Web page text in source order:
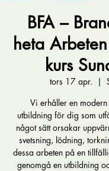
BFA –
heta
kurs
tors 17 apr.
  |
Vi erhåller en
utbildning för dig som
något sätt orsakar
svetsning, lödning,
dessa arbeten på en
genomgå en utbildning